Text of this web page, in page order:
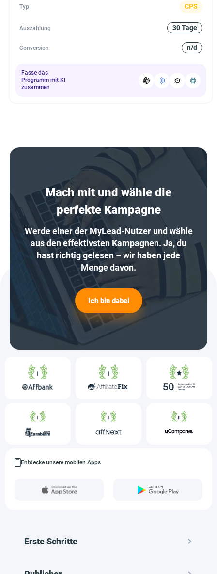
Typ CPS
Auszahlung 30 Tage
Conversion n/d
Fasse das
Programm mit KI
zusammen
Mach mit und wähle die
perfekte Kampagne
Werde einer der MyLead-Nutzer und wähle
aus den effektivsten Kampagnen. Ja, du
hast richtig gelesen – wir haben jede
Menge davon.
Ich bin dabei
Entdecke unsere mobilen Apps
Erste Schritte